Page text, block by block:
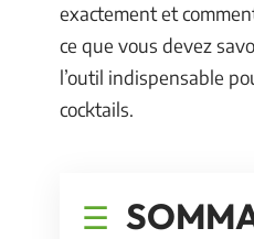
exactement et
ce que vous devez
l’outil indispensable
cocktails.